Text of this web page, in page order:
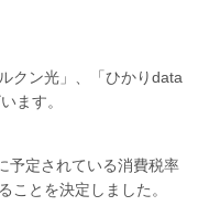
クン光」、「ひかりdata
ます。
予定されている消費税率
ことを決定しました。